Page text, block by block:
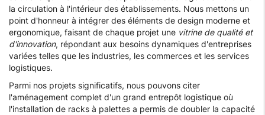
la circulation à l'intérieur des établissements. Nous mettons un
point d'honneur à intégrer des éléments de design moderne et
ergonomique, faisant de chaque projet une vitrine de qualité et
d'innovation, répondant aux besoins dynamiques d'entreprises
variées telles que les industries, les commerces et les services
logistiques.
Parmi nos projets significatifs, nous pouvons citer
l'aménagement complet d'un grand entrepôt logistique où
l'installation de racks à palettes a permis de doubler la capacité